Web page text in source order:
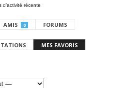
d’activité récente
AMIS 0 FORUMS
MES FAVORIS